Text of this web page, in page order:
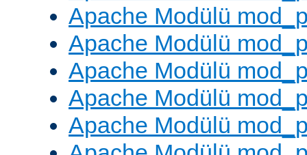
Apache Modülü
Apache Modülü
Apache Modülü
Apache Modülü
Apache Modülü